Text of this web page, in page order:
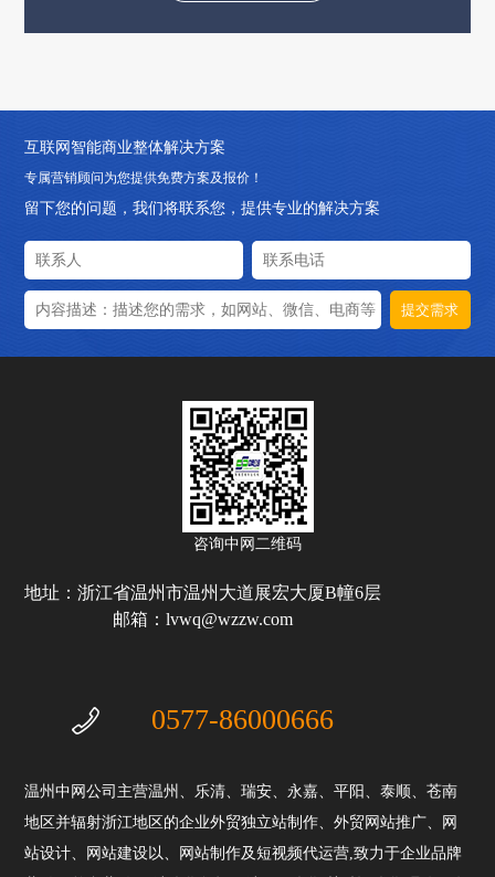
互联网智能商业整体解决方案
专属营销顾问为您提供免费方案及报价！
留下您的问题，我们将联系您，提供专业的解决方案
提交需求
咨询中网二维码
地址：浙江省温州市温州大道展宏大厦B幢6层
邮箱：lvwq@wzzw.com
0577-86000666
温州中网公司主营温州、乐清、瑞安、永嘉、平阳、泰顺、苍南
地区并辐射浙江地区的企业外贸独立站制作、外贸网站推广、网
站设计、网站建设以、网站制作及短视频代运营,致力于企业品牌